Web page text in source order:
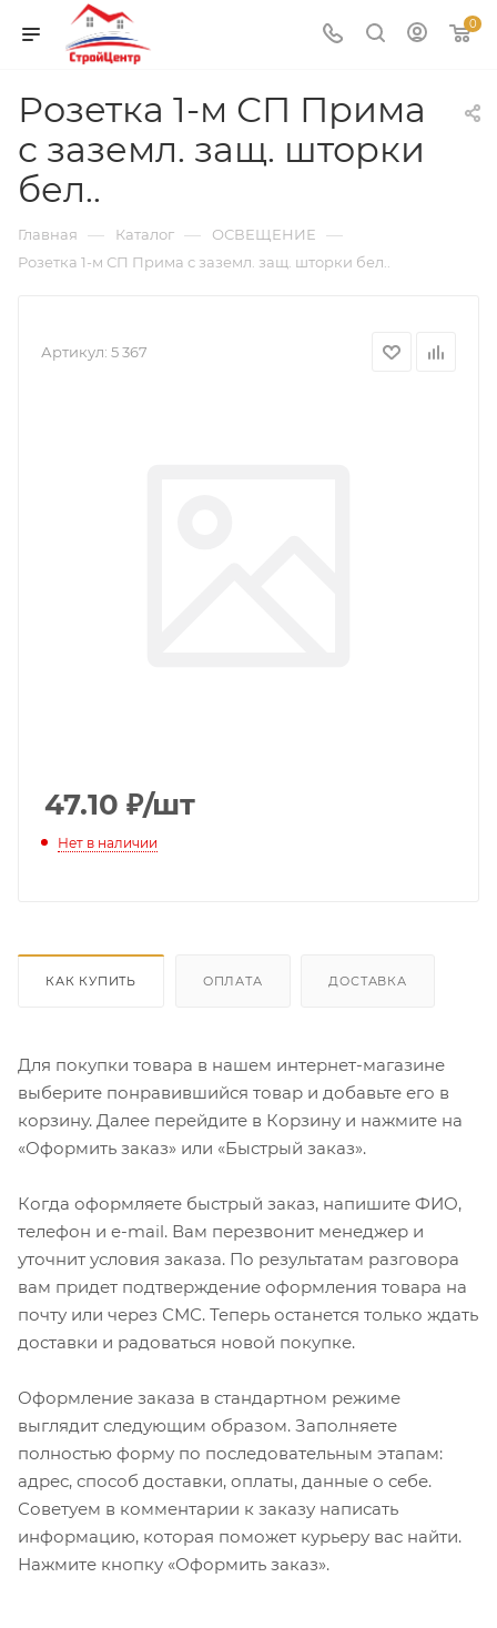
0
Розетка 1-м СП Прима
с заземл. защ. шторки
бел..
Главная — Каталог — ОСВЕЩЕНИЕ —
Розетка 1-м СП Прима с заземл. защ. шторки бел..
Артикул: 5 367
47.10 ₽/шт
Нет в наличии
КАК КУПИТЬ ОПЛАТА ДОСТАВКА
Для покупки товара в нашем интернет-магазине
выберите понравившийся товар и добавьте его в
корзину. Далее перейдите в Корзину и нажмите на
«Оформить заказ» или «Быстрый заказ».
Когда оформляете быстрый заказ, напишите ФИО,
телефон и e-mail. Вам перезвонит менеджер и
уточнит условия заказа. По результатам разговора
вам придет подтверждение оформления товара на
почту или через СМС. Теперь останется только ждать
доставки и радоваться новой покупке.
Оформление заказа в стандартном режиме
выглядит следующим образом. Заполняете
полностью форму по последовательным этапам:
адрес, способ доставки, оплаты, данные о себе.
Советуем в комментарии к заказу написать
информацию, которая поможет курьеру вас найти.
Нажмите кнопку «Оформить заказ».